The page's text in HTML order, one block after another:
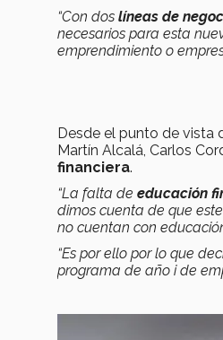
“Con dos líneas de
necesarios para esta
emprendimiento o
Desde el punto de vista
Martín Alcalá, Carlos
financiera.
“La falta de educación
dimos cuenta de que
no cuentan con
“Es por ello por lo que
programa de año i de